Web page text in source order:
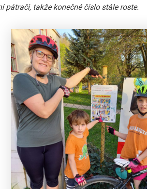
pátrači, takže konečné číslo stále roste.